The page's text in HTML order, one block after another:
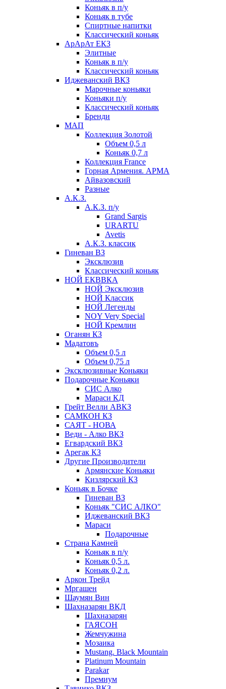
Коньяк в п/у
Коньяк в тубе
Спиртные напитки
Классический коньяк
АрАрАт ЕКЗ
Элитные
Коньяк в п/у
Классический коньяк
Иджеванский ВКЗ
Марочные коньяки
Коньяки п/у
Классический коньяк
Бренди
МАП
Коллекция Золотой
Объем 0,5 л
Коньяк 0,7 л
Коллекция France
Горная Армения. АРМА
Айвазовский
Разные
А.К.З.
А.К.З. п/у
Grand Sargis
URARTU
Avetis
А.К.З. классик
Гиневан ВЗ
Эксклюзив
Классический коньяк
НОЙ ЕКВВКА
НОЙ Эксклюзив
НОЙ Классик
НОЙ Легенды
NOY Very Speсial
НОЙ Кремлин
Оганян КЗ
Мадатовъ
Объем 0,5 л
Объем 0,75 л
Эксклюзивные Коньяки
Подарочные Коньяки
СИС Алко
Мараси КД
Грейт Велли АВКЗ
САМКОН КЗ
САЯТ - НОВА
Веди - Алко ВКЗ
Егвардский ВКЗ
Арегак КЗ
Другие Производители
Армянские Коньяки
Кизлярский КЗ
Коньяк в Бочке
Гиневан ВЗ
Коньяк "СИС АЛКО"
Иджеванский ВКЗ
Мараси
Подарочные
Страна Камней
Коньяк в п/у
Коньяк 0,5 л.
Коньяк 0,2 л.
Аркон Трейд
Мргашен
Шаумян Вин
Шахназарян ВКД
Шахназарян
ГАЯСОН
Жемчужина
Мозаика
Mustang. Black Mountain
Platinum Mountain
Parakar
Премиум